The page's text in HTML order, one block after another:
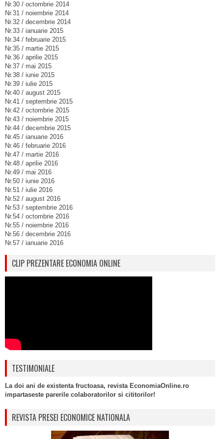
Nr.30 / octombrie 2014
Nr.31 / noiembrie 2014
Nr.32 / decembrie 2014
Nr.33 / ianuarie 2015
Nr.34 / februarie 2015
Nr.35 / martie 2015
Nr.36 / aprilie 2015
Nr.37 / mai 2015
Nr.38 / iunie 2015
Nr.39 / iulie 2015
Nr.40 / august 2015
Nr.41 / septembrie 2015
Nr.42 / octombrie 2015
Nr.43 / noiembrie 2015
Nr.44 / decembrie 2015
Nr.45 / ianuarie 2016
Nr.46 / februarie 2016
Nr.47 / martie 2016
Nr.48 / aprilie 2016
Nr.49 / mai 2016
Nr.50 / iunie 2016
Nr.51 / iulie 2016
Nr.52 / august 2016
Nr.53 / septembrie 2016
Nr.54 / octombrie 2016
Nr.55 / noiembrie 2016
Nr.56 / decembrie 2016
Nr.57 / ianuarie 2016
CLIP PREZENTARE ECONOMIA ONLINE
TESTIMONIALE
La doi ani de existenta fructoasa, revista EconomiaOnline.ro
impartaseste parerile colaboratorilor si cititorilor!
REVISTA PRESEI ECONOMICE NATIONALA